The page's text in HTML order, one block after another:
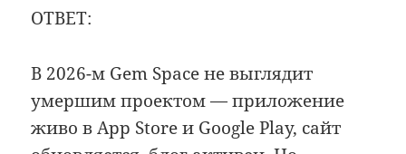
ОТВЕТ:
В 2026-м Gem Space не выглядит
умершим проектом — приложение
живо в App Store и Google Play, сайт